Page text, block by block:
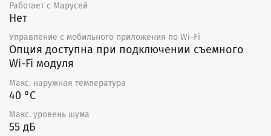
каждый месяц, осмотр вентилятора и чистку
крыльчатки проводить каждые 6 месяцев.
Перед очисткой необходимо убедиться, что:
Прекращена подача напряжения;
Выключатель заблокирован;
Крыльчатка вентилятора полностью
Нагреватель, двигатель и крыльчатка
вентилятора полностью остыли.
Работает с Марусей
Нет
Управление c мобильного приложения по Wi-Fi
Опция доступна при подключении съемного
Wi-Fi модуля
Макс. наружная температура
40 °С
Макс. уровень шума
55 дБ